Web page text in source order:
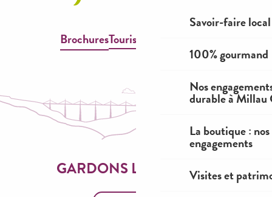
Savoir-faire local
100% gourmand
Nos
durable à Millau
La boutique :
engagements
Visites et
BrochuresTourisme & Handicap
GARDONS LE CONTACT